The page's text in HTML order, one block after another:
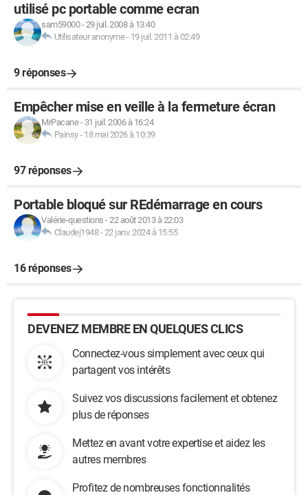
utilisé pc portable comme ecran
sam59000-29 juil. 2008 à 13:40
Utilisateur anonyme- 19 juil. 2011 à 02:49
9 réponses
Empêcher mise en veille à la fermeture écran
MrPacane- 31 juil. 2006 à 16:24
Painsy- 18 mai 2026 à 10:39
97 réponses
Portable bloqué sur REdémarrage en cours
Valérie-questions -22 août 2013 à 22:03
Claudej1948-22 janv. 2024 à 15:55
16 réponses
DEVENEZ MEMBRE EN QUELQUES CLICS
Connectez-vous simplement avec ceux qui
partagent vos intérêts
Suivez vos discussions facilement et obtenez
plus de réponses
Mettez en avant votre expertise et aidez les
autres membres
Profitez de nombreuses fonctionnalités